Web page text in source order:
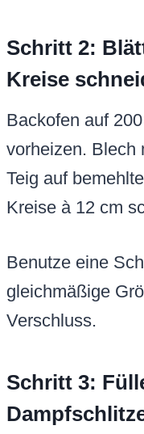
Schritt 2:
Kreise
Backofen auf
vorheizen. Blech
Teig auf
Kreise à 12 cm
Benutze eine
gleichmäßige
Verschluss.
Schritt 3: